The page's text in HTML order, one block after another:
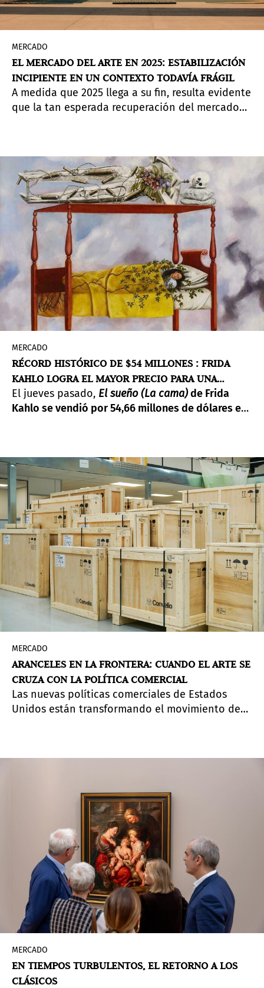
MERCADO
EL MERCADO DEL ARTE EN 2025: ESTABILIZACIÓN
INCIPIENTE EN UN CONTEXTO TODAVÍA FRÁGIL
A medida que 2025 llega a su fin, resulta evidente
que la tan esperada recuperación del mercado
compleja.
MERCADO
RÉCORD HISTÓRICO DE $54 MILLONES : FRIDA
KAHLO LOGRA EL MAYOR PRECIO PARA UNA
MUJER ARTISTA Y PARA EL MODERNISMO
LATINOAMERICANO
El jueves pasado, El sueño (La cama)de Frida
Kahlo se vendió por 54,66 millones de dólares en
MERCADO
ARANCELES EN LA FRONTERA: CUANDO EL ARTE SE
CRUZA CON LA POLÍTICA COMERCIAL
Las nuevas políticas comerciales de Estados
Unidos están transformando el movimiento de
MERCADO
EN TIEMPOS TURBULENTOS, EL RETORNO A LOS
CLÁSICOS